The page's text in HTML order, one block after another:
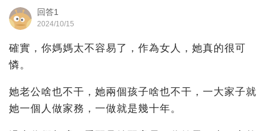
回答1
2024/10/15
確實，你媽媽太不容易了，作為女人，她真的很可
憐。
她老公啥也不干，她兩個孩子啥也不干，一大家子就
她一個人做家務，一做就是幾十年。